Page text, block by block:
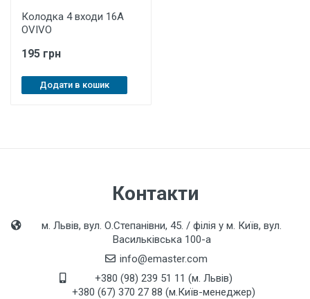
Колодка 4 входи 16А
OVIVO
195 грн
Додати в кошик
Контакти
м. Львів, вул. О.Степанівни, 45. / філія у м. Київ, вул.
Васильківська 100-а
info@emaster.com
+380 (98) 239 51 11 (м. Львів)
+380 (67) 370 27 88 (м.Київ-менеджер)